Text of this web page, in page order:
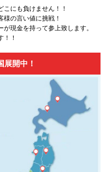
にも負けません！！
の言い値に挑戦！
現金を持って参上致します。
！！
展開中！